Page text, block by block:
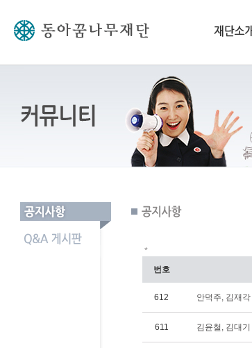
*
번호
612 안덕주, 김재
611 김윤철, 김대